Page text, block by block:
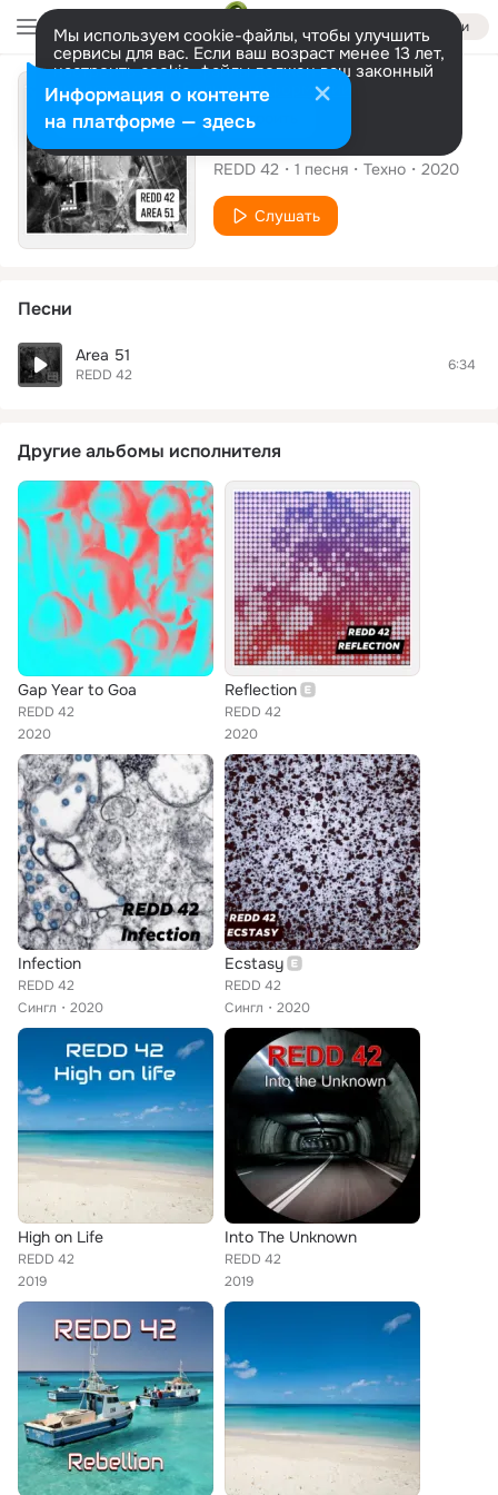
Войти
Мы используем cookie-файлы, чтобы улучшить
сервисы для вас. Если ваш возраст менее 13 лет,
настроить cookie-файлы должен ваш законный
представитель. Больше информации
Разрешить все Настроить
Сингл
Area 51
REDD 42 1 песня Техно 2020
Слушать
Песни
Area 51
REDD 42
6:34
Другие альбомы исполнителя
Gap Year to Goa
REDD 42
2020
Reflection
REDD 42
2020
Infection
REDD 42
Сингл
2020
Ecstasy
REDD 42
Сингл
2020
High on Life
REDD 42
2019
Into The Unknown
REDD 42
2019
Информация о контенте
на платформе — здесь